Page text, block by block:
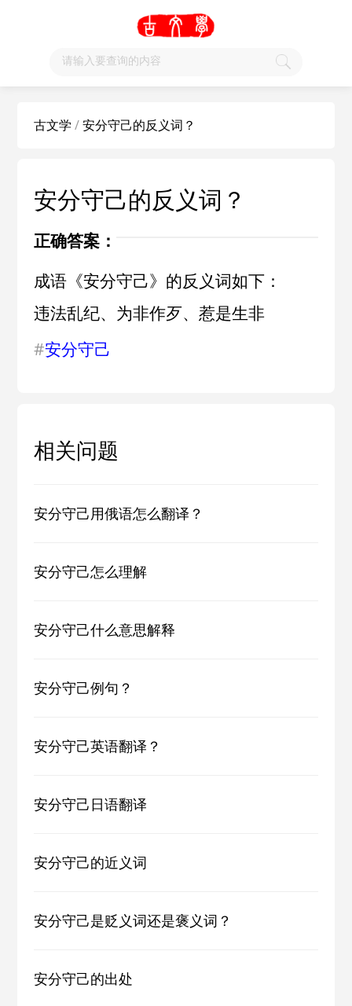
古文学 /安分守己的反义词？
安分守己的反义词？
正确答案：
成语《安分守己》的反义词如下：
违法乱纪、为非作歹、惹是生非
#安分守己
相关问题
安分守己用俄语怎么翻译？
安分守己怎么理解
安分守己什么意思解释
安分守己例句？
安分守己英语翻译？
安分守己日语翻译
安分守己的近义词
安分守己是贬义词还是褒义词？
安分守己的出处